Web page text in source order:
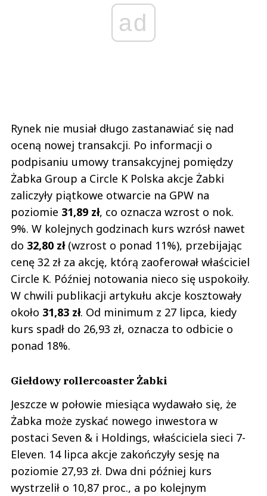
ad
Rynek nie musiał długo zastanawiać się nad
oceną nowej transakcji. Po informacji o
podpisaniu umowy transakcyjnej pomiędzy
Żabka Group a Circle K Polska akcje Żabki
zaliczyły piątkowe otwarcie na GPW na
poziomie 31,89 zł, co oznacza wzrost o nok.
9%. W kolejnych godzinach kurs wzrósł nawet
do 32,80 zł (wzrost o ponad 11%), przebijając
cenę 32 zł za akcję, którą zaoferował właściciel
Circle K. Później notowania nieco się uspokoiły.
W chwili publikacji artykułu akcje kosztowały
około 31,83 zł. Od minimum z 27 lipca, kiedy
kurs spadł do 26,93 zł, oznacza to odbicie o
ponad 18%.
Giełdowy rollercoaster Żabki
Jeszcze w połowie miesiąca wydawało się, że
Żabka może zyskać nowego inwestora w
postaci Seven & i Holdings, właściciela sieci 7-
Eleven. 14 lipca akcje zakończyły sesję na
poziomie 27,93 zł. Dwa dni później kurs
wystrzelił o 10,87 proc., a po kolejnym